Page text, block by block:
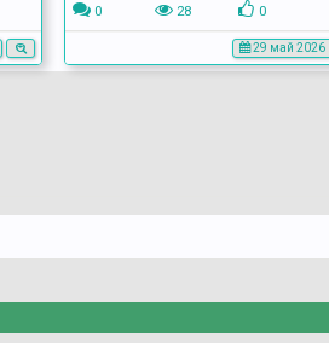
0 28 0
29 май 2026